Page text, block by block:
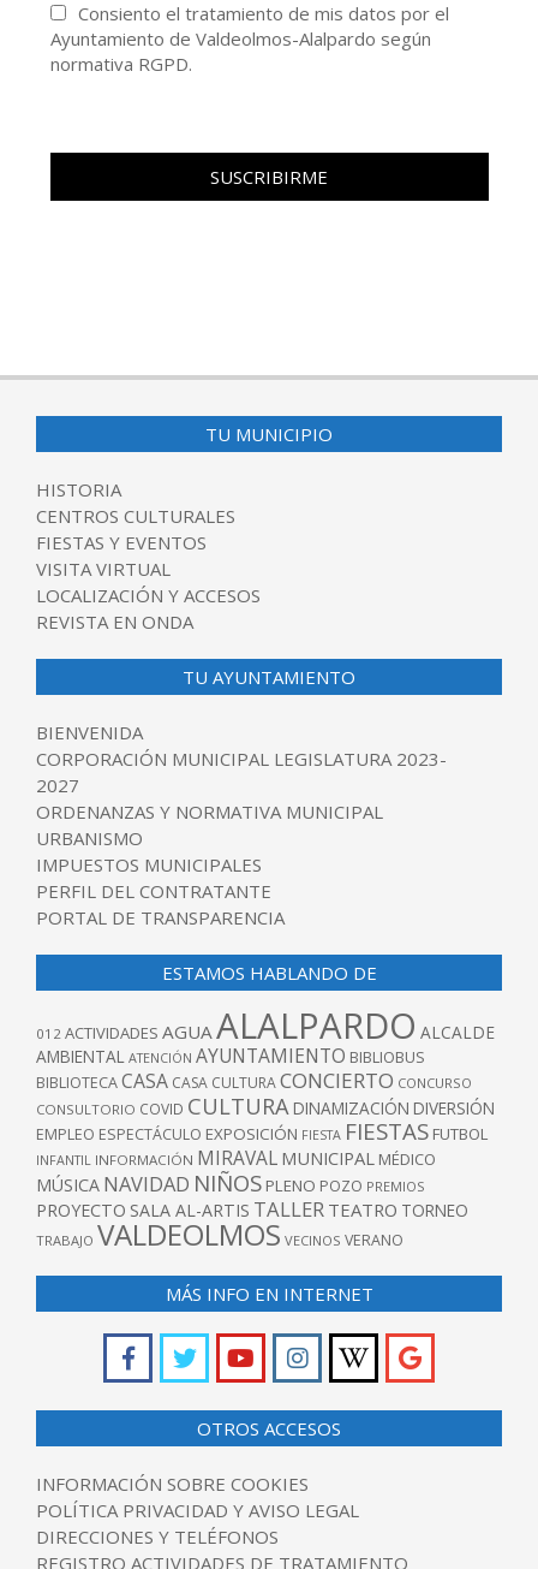
Consiento el tratamiento de mis datos por el
Ayuntamiento de Valdeolmos-Alalpardo según
normativa RGPD.
TU MUNICIPIO
HISTORIA
CENTROS CULTURALES
FIESTAS Y EVENTOS
VISITA VIRTUAL
LOCALIZACIÓN Y ACCESOS
REVISTA EN ONDA
TU AYUNTAMIENTO
BIENVENIDA
CORPORACIÓN MUNICIPAL LEGISLATURA 2023-
2027
ORDENANZAS Y NORMATIVA MUNICIPAL
URBANISMO
IMPUESTOS MUNICIPALES
PERFIL DEL CONTRATANTE
PORTAL DE TRANSPARENCIA
ESTAMOS HABLANDO DE
012 ACTIVIDADES AGUAALALPARDO ALCALDE
AMBIENTAL ATENCIÓN AYUNTAMIENTO BIBLIOBUS
BIBLIOTECACASA CASA CULTURACONCIERTO CONCURSO
CONSULTORIO COVID CULTURA DINAMIZACIÓN DIVERSIÓN
EMPLEO ESPECTÁCULO EXPOSICIÓN FIESTA FIESTAS FUTBOL
INFANTIL INFORMACIÓN MIRAVAL MUNICIPAL MÉDICO
MÚSICA NAVIDAD NIÑOS PLENO POZO PREMIOS
PROYECTO SALA AL-ARTIS TALLER TEATRO TORNEO
TRABAJO VALDEOLMOS VECINOS VERANO
MÁS INFO EN INTERNET
OTROS ACCESOS
INFORMACIÓN SOBRE COOKIES
POLÍTICA PRIVACIDAD Y AVISO LEGAL
DIRECCIONES Y TELÉFONOS
REGISTRO ACTIVIDADES DE TRATAMIENTO